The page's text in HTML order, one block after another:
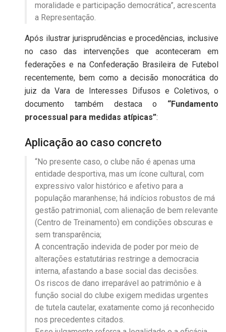
moralidade e participação democrática”, acrescenta
a Representação.
Após ilustrar jurisprudências e procedências, inclusive
no caso das intervenções que aconteceram em
federações e na Confederação Brasileira de Futebol
recentemente, bem como a decisão monocrática do
juiz da Vara de Interesses Difusos e Coletivos, o
documento também destaca o “Fundamento
processual para medidas atípicas”:
Aplicação ao caso concreto
“No presente caso, o clube não é apenas uma
entidade desportiva, mas um ícone cultural, com
expressivo valor histórico e afetivo para a
população maranhense; há indícios robustos de má
gestão patrimonial, com alienação de bem relevante
(Centro de Treinamento) em condições obscuras e
sem transparência;
A concentração indevida de poder por meio de
alterações estatutárias restringe a democracia
interna, afastando a base social das decisões.
Os riscos de dano irreparável ao patrimônio e à
função social do clube exigem medidas urgentes
de tutela cautelar, exatamente como já reconhecido
nos precedentes citados.